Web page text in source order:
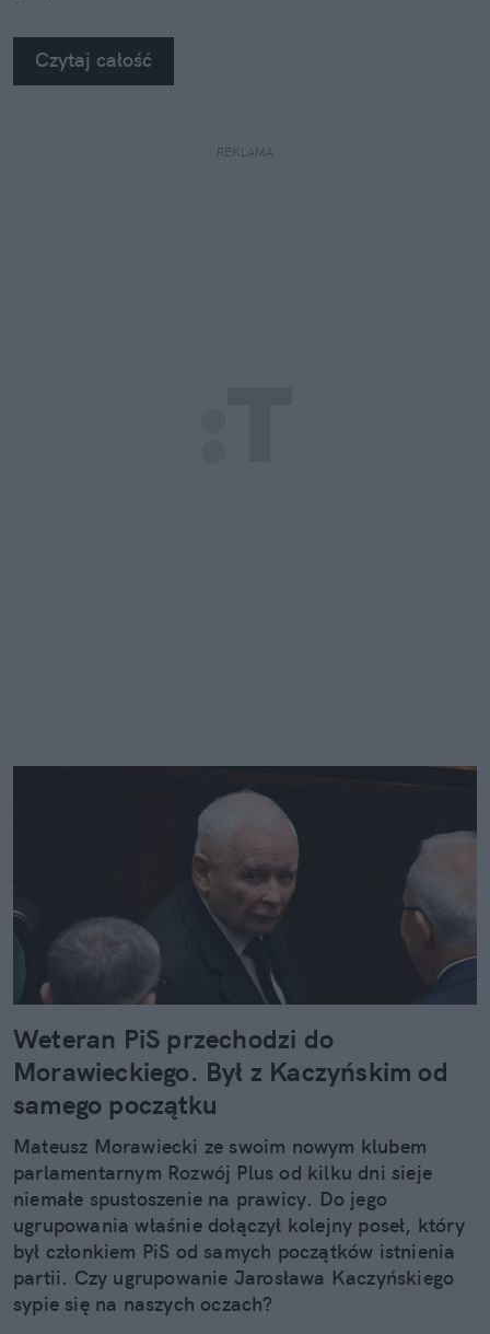
Czytaj całość
REKLAMA
Weteran PiS przechodzi do
Morawieckiego. Był z Kaczyńskim od
samego początku
Mateusz Morawiecki ze swoim nowym klubem
parlamentarnym Rozwój Plus od kilku dni sieje
niemałe spustoszenie na prawicy. Do jego
ugrupowania właśnie dołączył kolejny poseł, który
był członkiem PiS od samych początków istnienia
partii. Czy ugrupowanie Jarosława Kaczyńskiego
sypie się na naszych oczach?